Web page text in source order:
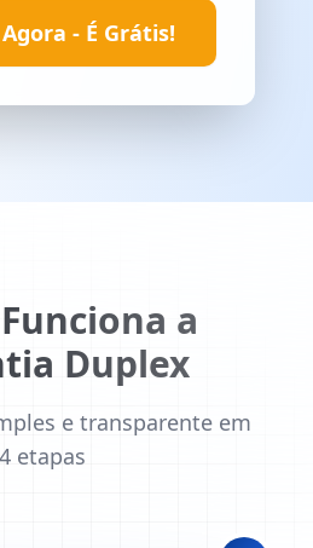
- É Grátis!
a
Duplex
e transparente em
4 etapas